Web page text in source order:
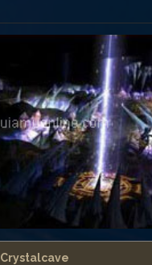
Crystalcave